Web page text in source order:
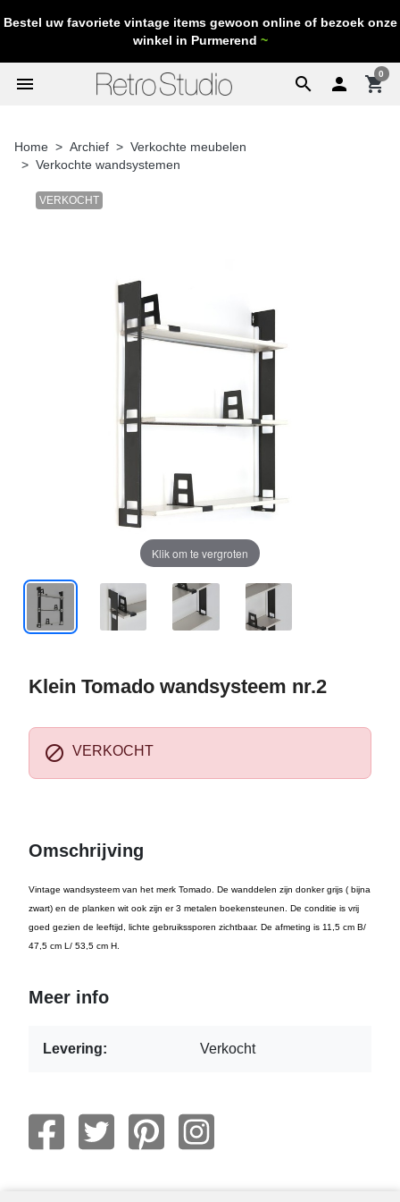
Bestel uw favoriete vintage items gewoon online of bezoek onze
winkel in Purmerend ~
search
menu  shopping_cart
0
Home Archief
Verkochte meubelen
Verkochte wandsystemen
VERKOCHT
Klik om te vergroten
Klein Tomado wandsysteem nr.2
 VERKOCHT
Omschrijving
Vintage wandsysteem van het merk Tomado. De wanddelen zijn donker grijs ( bijna
zwart) en de planken wit ook zijn er 3 metalen boekensteunen. De conditie is vrij
goed gezien de leeftijd, lichte gebruikssporen zichtbaar. De afmeting is 11,5 cm B/
47,5 cm L/ 53,5 cm H.
Meer info
Levering: Verkocht